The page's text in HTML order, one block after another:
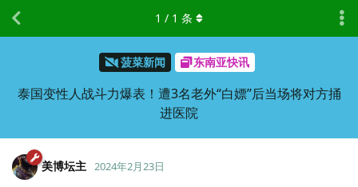
菠菜新闻 东南亚快讯
泰国变性人战斗力爆表！遭3名老外“白嫖”后当场将对方捅
进医院
1 / 1 条
美博坛主 2024年2月23日